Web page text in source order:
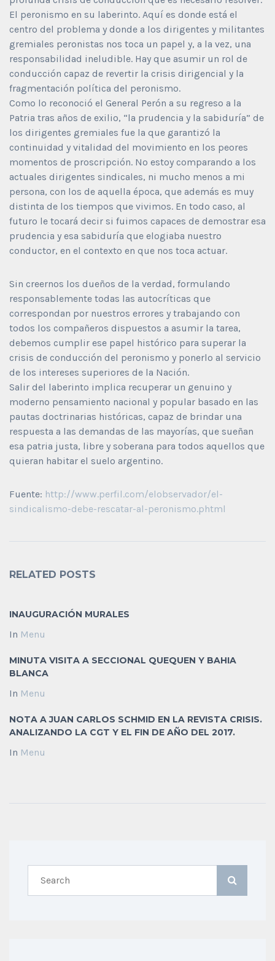
El peronismo en su laberinto. Aquí es donde está el
centro del problema y donde a los dirigentes y militantes
gremiales peronistas nos toca un papel y, a la vez, una
responsabilidad ineludible. Hay que asumir un rol de
conducción capaz de revertir la crisis dirigencial y la
fragmentación política del peronismo.
Como lo reconoció el General Perón a su regreso a la
Patria tras años de exilio, “la prudencia y la sabiduría” de
los dirigentes gremiales fue la que garantizó la
continuidad y vitalidad del movimiento en los peores
momentos de proscripción. No estoy comparando a los
actuales dirigentes sindicales, ni mucho menos a mi
persona, con los de aquella época, que además es muy
distinta de los tiempos que vivimos. En todo caso, al
futuro le tocará decir si fuimos capaces de demostrar esa
prudencia y esa sabiduría que elogiaba nuestro
conductor, en el contexto en que nos toca actuar.
Sin creernos los dueños de la verdad, formulando
responsablemente todas las autocríticas que
correspondan por nuestros errores y trabajando con
todos los compañeros dispuestos a asumir la tarea,
debemos cumplir ese papel histórico para superar la
crisis de conducción del peronismo y ponerlo al servicio
de los intereses superiores de la Nación.
Salir del laberinto implica recuperar un genuino y
moderno pensamiento nacional y popular basado en las
pautas doctrinarias históricas, capaz de brindar una
respuesta a las demandas de las mayorías, que sueñan
esa patria justa, libre y soberana para todos aquellos que
quieran habitar el suelo argentino.
Fuente: http://www.perfil.com/elobservador/el-
sindicalismo-debe-rescatar-al-peronismo.phtml
RELATED POSTS
INAUGURACIÓN MURALES
In Menu
MINUTA VISITA A SECCIONAL QUEQUEN Y BAHIA
BLANCA
In Menu
NOTA A JUAN CARLOS SCHMID EN LA REVISTA CRISIS.
ANALIZANDO LA CGT Y EL FIN DE AÑO DEL 2017.
In Menu